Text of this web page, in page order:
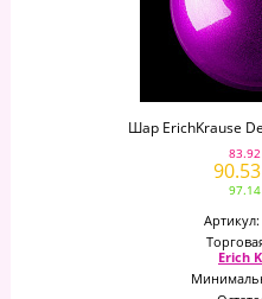
Шар ErichKrause
Артикул:
Erich